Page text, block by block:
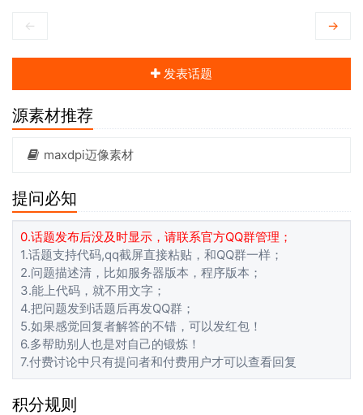
← →
发表话题
源素材推荐
maxdpi迈像素材
提问必知
0.话题发布后没及时显示，请联系官方QQ群管理；
1.话题支持代码,qq截屏直接粘贴，和QQ群一样；
2.问题描述清，比如服务器版本，程序版本；
3.能上代码，就不用文字；
4.把问题发到话题后再发QQ群；
5.如果感觉回复者解答的不错，可以发红包！
6.多帮助别人也是对自己的锻炼！
7.付费讨论中只有提问者和付费用户才可以查看回复
积分规则